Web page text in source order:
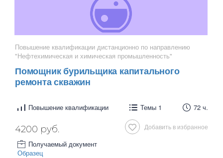
Повышение квалификации дистанционно по направлению
"Нефтехимическая и химическая промышленность"
Помощник бурильщика капитального
ремонта скважин
Повышение квалификации Темы 1 72 ч.
Добавить в избранное
4200 руб.
Получаемый документ
Образец